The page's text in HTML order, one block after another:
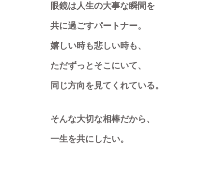
眼鏡は人生の大事な瞬間を
共に過ごすパートナー。
嬉しい時も悲しい時も、
ただずっとそこにいて、
同じ方向を見てくれている。
そんな大切な相棒だから、
一生を共にしたい。